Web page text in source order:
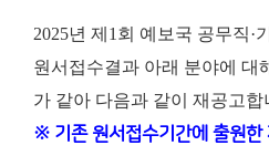
2025년 제1회 예보국 공무직·
원서접수결과 아래 분야에 대
가 같아 다음과 같이 재공고합
※ 기존 원서접수기간에 출원한